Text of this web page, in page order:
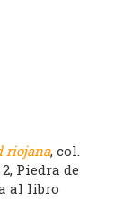
riojana, col.
Piedra de
al libro